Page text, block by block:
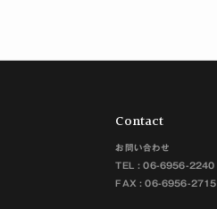
Contact
お問い合わせ
TEL :06-6956-2240
FAX : 06-6956-2715